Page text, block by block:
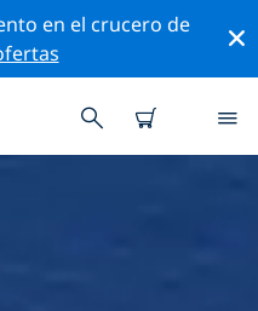
en el crucero de